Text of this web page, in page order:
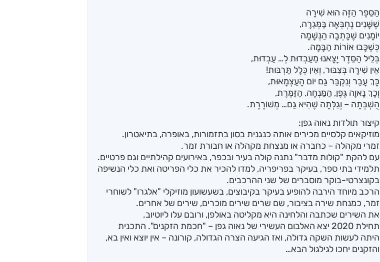
הַסֵּפֶר הַזֶּה הוּא שִׁירָה
שֶׁשָּׁנִים נֶחְבְּאָה בַּמְּגֵרָה,
יוֹמָנִים שֶׁכָּתְבָה הַנְּשָׁמָה
כְּשֶׁכָּבוּ אוֹרוֹת הַבָּמָה.
בְּלֵיל הַסֵּדֶר יָצָאנוּ מֵעַבְדוּת לְ… עַבְדוּת,
אֵין שִׁירָה בְּצִבּוּר, וְאֵין כְּלָל תַּרְבּוּת!
כָּךְ עָבַר וְנִקְבַּר גַּם יוֹם הָעַצְמָאוּת,
וְכָךְ נָאוָה גֶּפֶן, הַמַּנְחָה, הַזַּמֶּרֶת,
הֻשְׁבְּתָה – וְגִלְּתָה שֶׁהִיא גַּם… מְשׁוֹרֶרֶת.
קיצור תולדות נאוה גפן:
מוזיקאים קלסיים מכירים אותה כנגנית בסון בתזמורות, באופרה, בתיאטרון.
זמרי מקהלה – כחברה או מנצחת מקהלה או חבורת זמר.
עם להקת "קולות מדבר" נתנה קולה בעיר ובכפר, באירועים קהילתיים וגם פרטיים.
תלמידי בתי ספר, בעיקר בפריפריה, למדו להכיר את כלי הפריטה ואת כלי הנשיפה
בקונצרטי-בוקר מוסברים של שני ההרכבים.
הרכב מיוחד הירבה להופיע בעיקר בקיבוצים, בשעשועון מוזיקלי "אלגרו" לשוחרי
זמר, כמנחת שירה בציבור, שם שרים שירים מוכרים, שירים של אחרים.
את השירים שכתבה והלחינה היא מקליטה באולפן, ורובם עלו ליוטיוב.
תחילת 2020 יצא האלבום העשירי של נאוה גפן – "חכמת הזקנים". התכנית
היתה לעשות השקה גדולה, ואז הגיעה הצרה הגדולה, קורונה – אין יוצא ואין בא,
והזקנים יחכו לגילגול הבא…